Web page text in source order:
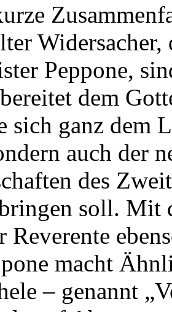
Peppone,
dem
sich ganz dem
auch der
des
soll. Mit
Reverente
macht
– genannt